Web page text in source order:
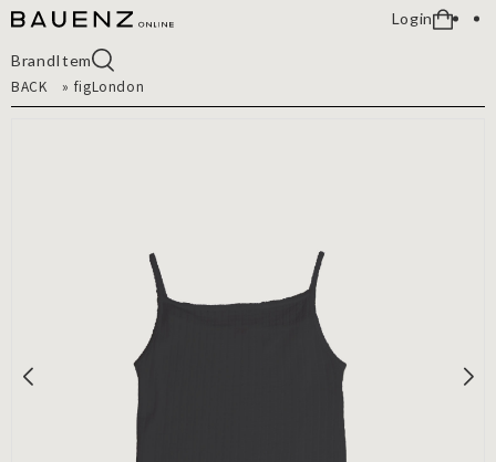
Login
BrandItem
BACK
» figLondon